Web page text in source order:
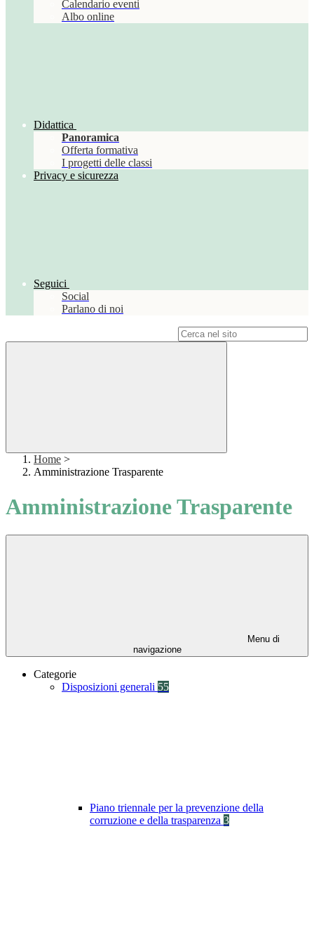
Calendario eventi
Albo online
Didattica
Panoramica
Offerta formativa
I progetti delle classi
Privacy e sicurezza
Seguici
Social
Parlano di noi
Home >
Amministrazione Trasparente
Amministrazione Trasparente
Menu di
navigazione
Categorie
Disposizioni generali 55
Piano triennale per la prevenzione della
corruzione e della trasparenza 3